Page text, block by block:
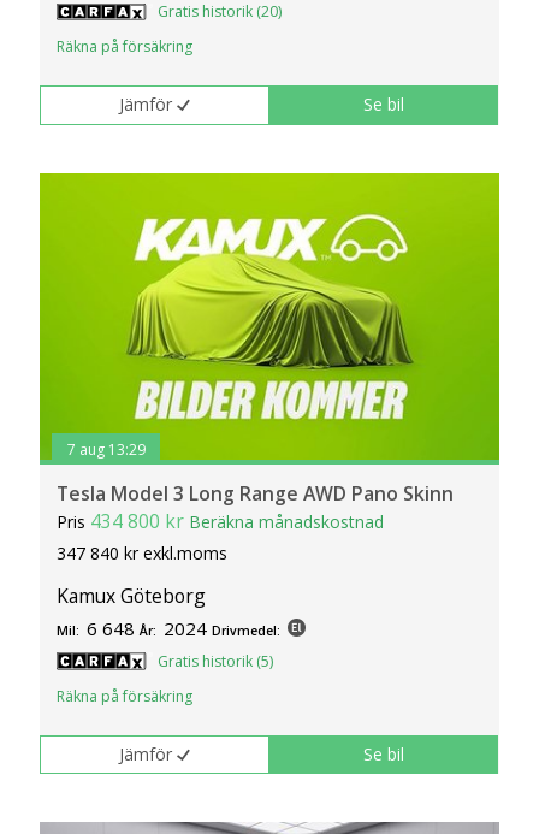
Gratis historik (20)
Räkna på försäkring
Jämför Se bil
7 aug 13:29
Tesla Model 3 Long Range AWD Pano Skinn
Pris 434 800 kr Beräkna månadskostnad
347 840 kr exkl.moms
Kamux Göteborg
Mil: 6 648 År: 2024 Drivmedel:
Gratis historik (5)
Räkna på försäkring
Jämför Se bil